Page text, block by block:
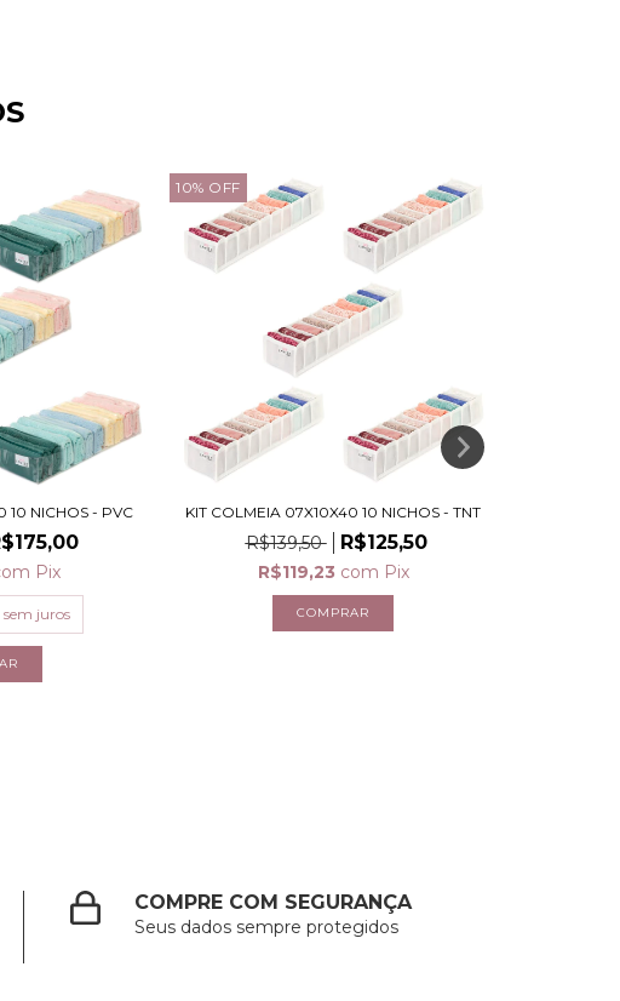
10 NICHOS - PVC
Pix
sem juros
10% OFF
KIT COLMEIA 07X10X40 10 NICHOS - TNT
R$139,50 R$125,50
R$119,23 com Pix
COMPRE COM SEGURANÇA
Seus dados sempre protegidos